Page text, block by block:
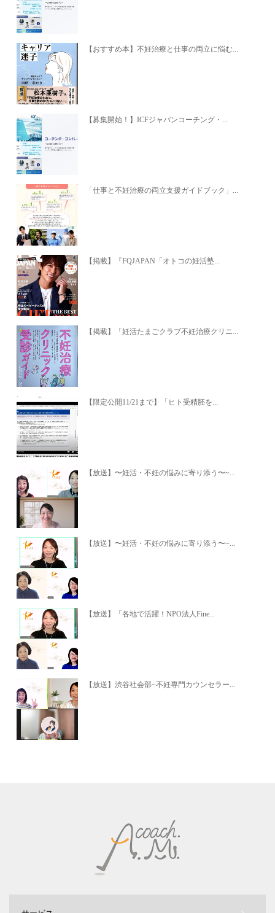
【おすすめ本】不妊治療と仕事の両立に悩む...
【募集開始！】ICFジャパンコーチング・...
「仕事と不妊治療の両立支援ガイドブック」...
【掲載】『FQJAPAN「オトコの妊活塾...
【掲載】「妊活たまごクラブ不妊治療クリニ...
【限定公開11/21まで】「ヒト受精胚を...
【放送】〜妊活・不妊の悩みに寄り添う〜~...
【放送】〜妊活・不妊の悩みに寄り添う〜~...
【放送】「各地で活躍！NPO法人Fine...
【放送】渋谷社会部~不妊専門カウンセラー...